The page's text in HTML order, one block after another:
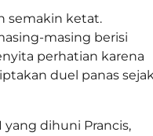
semakin ketat.
masing berisi
perhatian karena
duel panas
yang dihuni Prancis,